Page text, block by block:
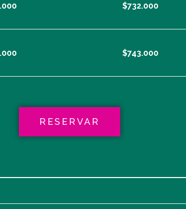
$732.000
$743.000
RESERVAR